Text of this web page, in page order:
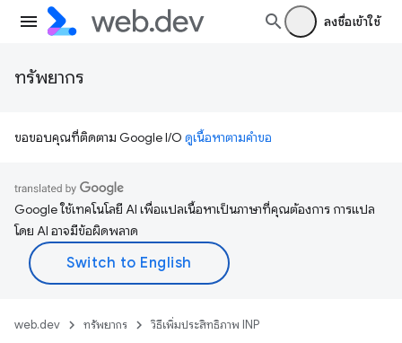
ลงชื่อเข้าใช้
ทรัพยากร
ขอขอบคุณที่ติดตาม Google I/O ดูเนื้อหาตามคำขอ
Google ใช้เทคโนโลยี AI เพื่อแปลเนื้อหาเป็นภาษาที่คุณต้องการ การแปล
โดย AI อาจมีข้อผิดพลาด
web.dev ทรัพยากร วิธีเพิ่มประสิทธิภาพ INP